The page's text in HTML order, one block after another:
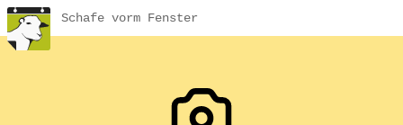
Schafe vorm Fenster